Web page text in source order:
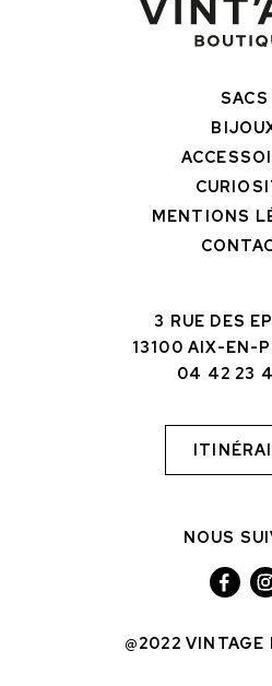
SACS
MENTIONS
3 RUE DES
13100 AIX-EN-
04 42 23
NOUS
@2022 VINTAGE